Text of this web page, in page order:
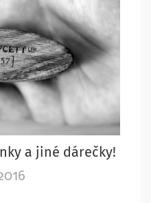
a jiné dárečky!